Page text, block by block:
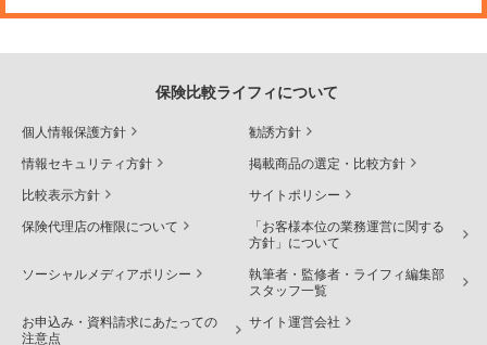
保険比較ライフィについて
個人情報保護方針 勧誘方針
情報セキュリティ方針 掲載商品の選定・比較方針
比較表示方針 サイトポリシー
保険代理店の権限について
「お客様本位の業務運営に関する
方針」について
ソーシャルメディアポリシー
執筆者・監修者・ライフィ編集部
スタッフ一覧
お申込み・資料請求にあたっての
注意点
サイト運営会社